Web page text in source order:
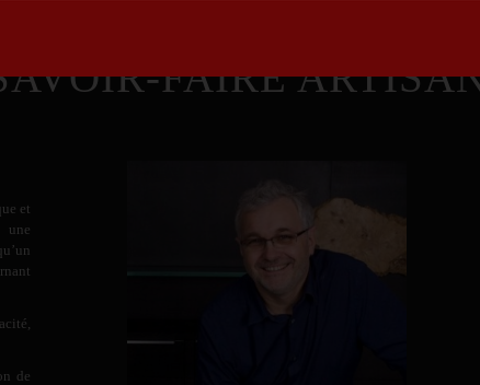
FAIRE
et
une
de